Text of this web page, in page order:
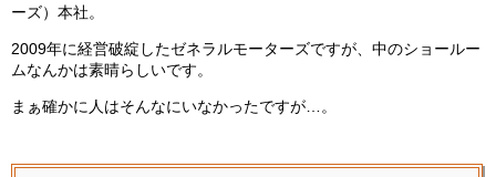
ーズ）本社。
2009年に経営破綻したゼネラルモーターズですが、中のショールー
ムなんかは素晴らしいです。
まぁ確かに人はそんなにいなかったですが…。